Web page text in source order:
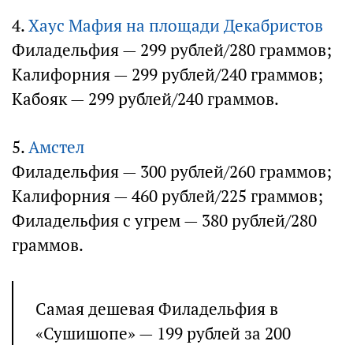
4.Хаус Мафия на площади Декабристов
Филадельфия — 299 рублей/280 граммов;
Калифорния — 299 рублей/240 граммов;
Кабояк — 299 рублей/240 граммов.
5.Амстел
Филадельфия — 300 рублей/260 граммов;
Калифорния — 460 рублей/225 граммов;
Филадельфия с угрем — 380 рублей/280
граммов.
Самая дешевая Филадельфия в
«Сушишопе» — 199 рублей за 200